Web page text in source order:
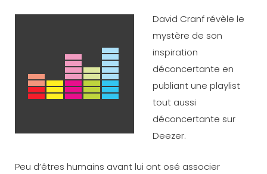
David Cranf révèle le
mystère de son
inspiration
déconcertante en
publiant une playlist
tout aussi
déconcertante sur
Deezer.
Peu d’êtres humains avant lui ont osé associer